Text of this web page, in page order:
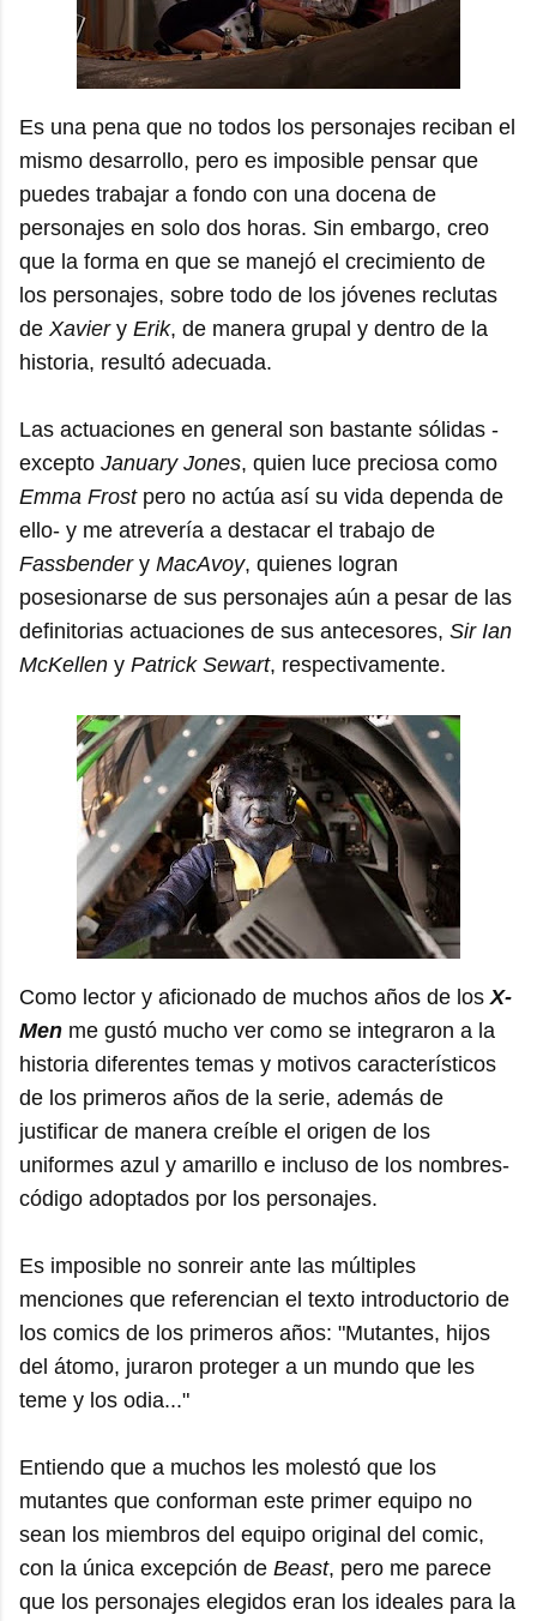
Es una pena que no todos los personajes reciban el
mismo desarrollo, pero es imposible pensar que
puedes trabajar a fondo con una docena de
personajes en solo dos horas. Sin embargo, creo
que la forma en que se manejó el crecimiento de
los personajes, sobre todo de los jóvenes reclutas
de Xaviery Erik, de manera grupal y dentro de la
historia, resultó adecuada.
Las actuaciones en general son bastante sólidas -
excepto January Jones, quien luce preciosa como
Emma Frostpero no actúa así su vida dependa de
ello- y me atrevería a destacar el trabajo de
Fassbendery MacAvoy, quienes logran
posesionarse de sus personajes aún a pesar de las
definitorias actuaciones de sus antecesores, Sir Ian
McKellen y Patrick Sewart, respectivamente.
Como lector y aficionado de muchos años de los X-
Men me gustó mucho ver como se integraron a la
historia diferentes temas y motivos característicos
de los primeros años de la serie, además de
justificar de manera creíble el origen de los
uniformes azul y amarillo e incluso de los nombres-
código adoptados por los personajes.
Es imposible no sonreir ante las múltiples
menciones que referencian el texto introductorio de
los comics de los primeros años: "Mutantes, hijos
del átomo, juraron proteger a un mundo que les
teme y los odia..."
Entiendo que a muchos les molestó que los
mutantes que conforman este primer equipo no
sean los miembros del equipo original del comic,
con la única excepción de Beast, pero me parece
que los personajes elegidos eran los ideales para la